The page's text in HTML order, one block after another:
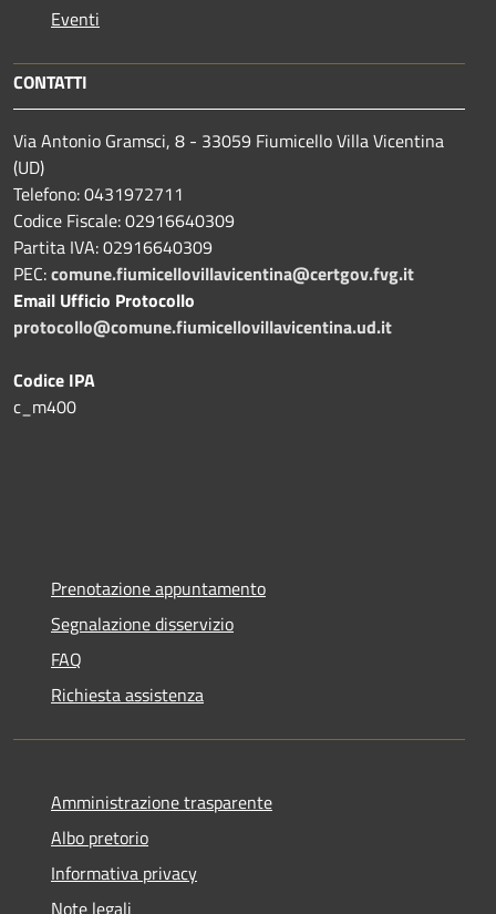
Eventi
CONTATTI
Via Antonio Gramsci, 8 - 33059 Fiumicello Villa Vicentina
(UD)
Telefono: 0431972711
Codice Fiscale: 02916640309
Partita IVA: 02916640309
PEC:comune.fiumicellovillavicentina@certgov.fvg.it
Email Ufficio Protocollo
protocollo@comune.fiumicellovillavicentina.ud.it
Codice IPA
c_m400
Prenotazione appuntamento
Segnalazione disservizio
FAQ
Richiesta assistenza
Amministrazione trasparente
Albo pretorio
Informativa privacy
Note legali